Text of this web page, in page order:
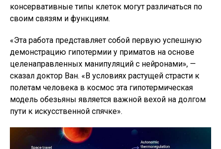
консервативные типы клеток могут различаться по
своим связям и функциям.
«Эта работа представляет собой первую успешную
демонстрацию гипотермии у приматов на основе
целенаправленных манипуляций с нейронами», —
сказал доктор Ван. «В условиях растущей страсти к
полетам человека в космос эта гипотермическая
модель обезьяны является важной вехой на долгом
пути к искусственной спячке».